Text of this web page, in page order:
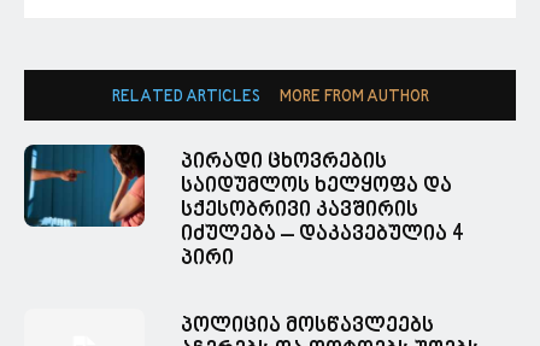
RELATED ARTICLES MORE FROM AUTHOR
პირადი ცხოვრების
საიდუმლოს ხელყოფა და
სქესობრივი კავშირის
იძულება – დაკავებულია 4
პირი
პოლიცია მოსწავლეებს